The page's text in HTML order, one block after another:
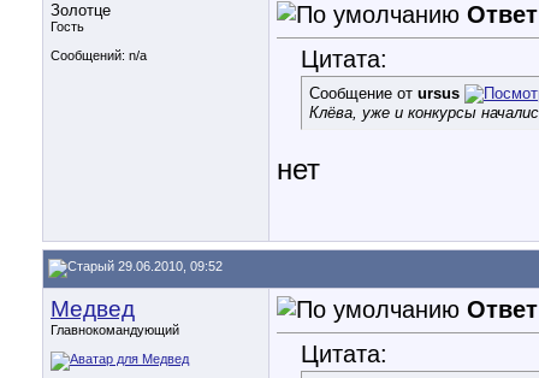
Золотце
Гость
Сообщений: n/a
Цитата:
Сообщение от ursus
Клёва, уже и конкурсы
нет
29.06.2010, 09:52
Медвед
Главнокомандующий
Цитата: